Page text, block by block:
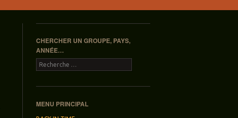
CHERCHER UN GROUPE, PAYS,
ANNÉE…
Recherche
MENU PRINCIPAL